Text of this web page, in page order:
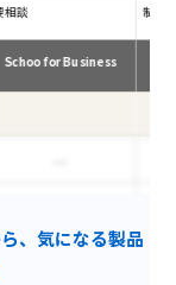
相談
Schoo for Business
制限
、気になる製品